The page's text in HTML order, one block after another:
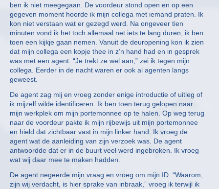
ben ik niet meegegaan. De voordeur stond open en op een
gegeven moment hoorde ik mijn collega met iemand praten. Ik
kon niet verstaan wat er gezegd werd. Na ongeveer tien
minuten vond ik het toch allemaal net iets te lang duren, ik ben
toen een kijkje gaan nemen. Vanuit de deuropening kon ik zien
dat mijn collega een kopje thee in z’n hand had en in gesprek
was met een agent. “Je trekt ze wel aan,” zei ik tegen mijn
collega. Eerder in de nacht waren er ook al agenten langs
geweest.
De agent zag mij en vroeg zonder enige introductie of uitleg of
ik mijzelf wilde identificeren. Ik ben toen terug gelopen naar
mijn werkplek om mijn portemonnee op te halen. Op weg terug
naar de voordeur pakte ik mijn rijbewijs uit mijn portemonnee
en hield dat zichtbaar vast in mijn linker hand. Ik vroeg de
agent wat de aanleiding van zijn verzoek was. De agent
antwoordde dat er in de buurt veel werd ingebroken. Ik vroeg
wat wij daar mee te maken hadden.
De agent negeerde mijn vraag en vroeg om mijn ID. “Waarom,
zijn wij verdacht, is hier sprake van inbraak,” vroeg ik terwijl ik